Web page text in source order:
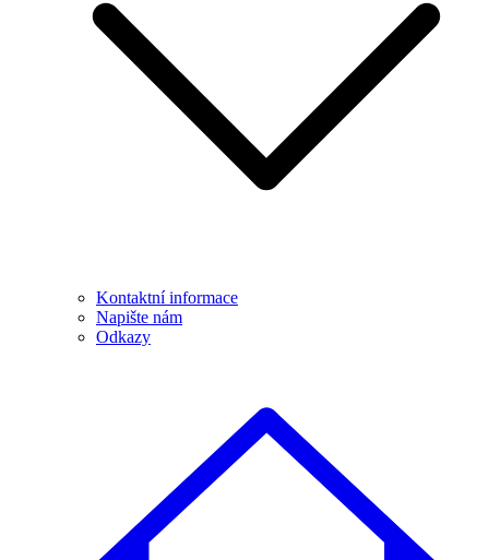
Kontaktní informace
Napište nám
Odkazy